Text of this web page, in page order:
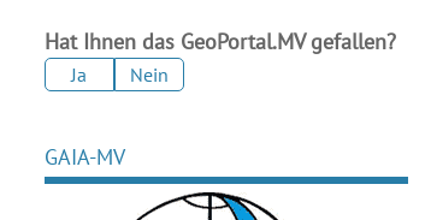
Hat Ihnen das GeoPortal.MV gefallen?
Ja Nein
GAIA-MV